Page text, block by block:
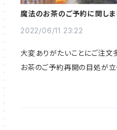
魔法のお茶のご予約に関しま
2022/06/11 23:22
大変ありがたいことにご注文
お茶のご予約再開の目処が立